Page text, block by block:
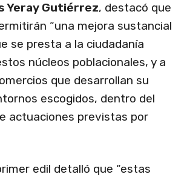
Yeray Gutiérrez, destacó que
“una mejora sustancial
se presta a la ciudadanía
núcleos poblacionales, y a
que desarrollan su
escogidos, dentro del
actuaciones previstas por
edil detalló que “estas